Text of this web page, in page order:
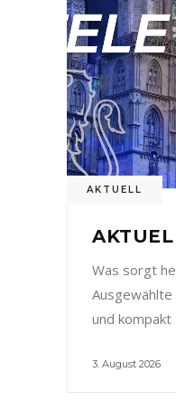
AKTUELL
Was sorgt
Ausgewählte
und kompakt
3. August 2026